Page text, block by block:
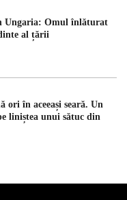
Ungaria: Omul înlăturat
al țării
ori în aceeași seară. Un
liniștea unui sătuc din